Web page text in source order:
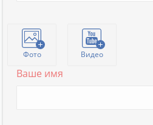
Фото Видео
Ваше имя